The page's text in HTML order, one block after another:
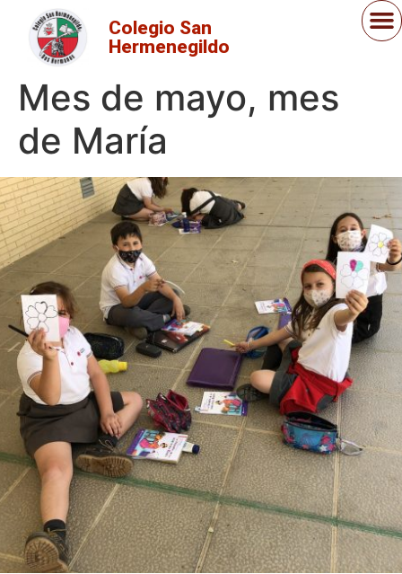
Colegio San
Hermenegildo
Mes de mayo, mes
de María